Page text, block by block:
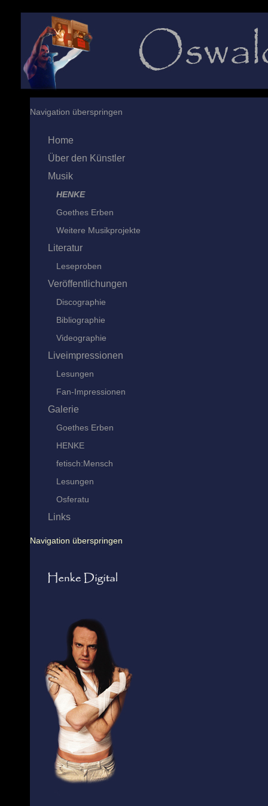
Navigation überspringen
Home
Über den Künstler
Musik
HENKE
Goethes Erben
Weitere Musikprojekte
Literatur
Leseproben
Veröffentlichungen
Discographie
Bibliographie
Videographie
Liveimpressionen
Lesungen
Fan-Impressionen
Galerie
Goethes Erben
HENKE
fetisch:Mensch
Lesungen
Osferatu
Links
Navigation überspringen